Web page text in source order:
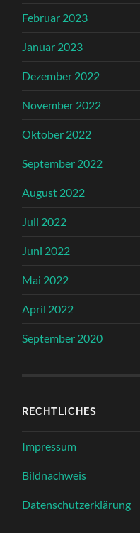
Februar 2023
Januar 2023
Dezember 2022
November 2022
Oktober 2022
September 2022
August 2022
Juli 2022
Juni 2022
Mai 2022
April 2022
September 2020
RECHTLICHES
Impressum
Bildnachweis
Datenschutzerklärung